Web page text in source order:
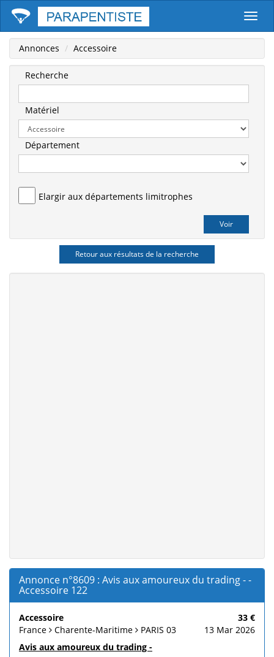
Annonces Accessoire
Recherche
Matériel
Département
Elargir aux départements limitrophes
Retour aux résultats de la recherche
Annonce n°8609 : Avis aux amoureux du trading - -
Accessoire 122
Accessoire
33 €
France
Charente-Maritime PARIS 03
13 Mar 2026
Avis aux amoureux du trading -